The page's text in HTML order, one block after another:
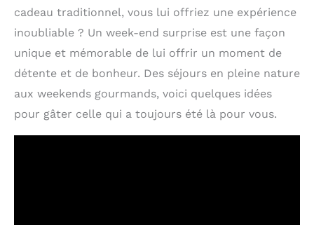
cadeau traditionnel, vous lui offriez une expérience
inoubliable ? Un week-end surprise est une façon
unique et mémorable de lui offrir un moment de
détente et de bonheur. Des séjours en pleine nature
aux weekends gourmands, voici quelques idées
pour gâter celle qui a toujours été là pour vous.